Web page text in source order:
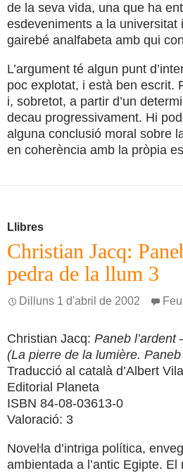
de la seva vida, una que ha
esdeveniments a la universitat
gairebé analfabeta amb qui
L’argument té algun punt
poc explotat, i està ben escrit.
i, sobretot, a partir d’un
decau progressivament. Hi
alguna conclusió moral sobre
en coherència amb la pròpia
Llibres
Christian Jacq:
pedra de la llum 3
Dilluns 1 d'abril de 2002
Christian Jacq: Paneb l’ardent
(La pierre de la lumière. Paneb
Traducció al català d’Albert
Editorial Planeta
ISBN 84-08-03613-0
Valoració: 3
Noveŀla d’intriga política,
ambientada a l’antic Egipte. El